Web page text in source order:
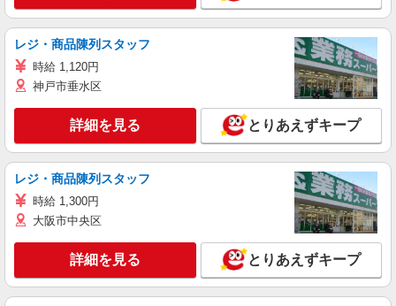
レジ・商品陳列スタッフ
時給 1,120円
神戸市垂水区
詳細を見る とりあえずキープ
レジ・商品陳列スタッフ
時給 1,300円
大阪市中央区
詳細を見る とりあえずキープ